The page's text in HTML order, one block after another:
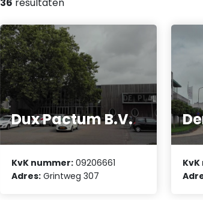
Dux Pactum B.V.
KvK nummer: 09206661
Adres: Grintweg 307